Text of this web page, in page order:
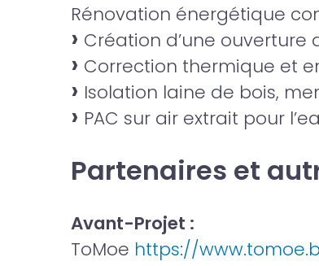
Rénovation énergétique
Création d’une
Correction thermique et
Isolation laine de bois,
PAC sur air extrait pour
Partenaires et
Avant-Projet :
ToMoe https://